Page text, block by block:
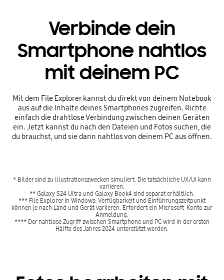
Verbinde dein
Smartphone nahtlos
mit deinem PC
Mit dem File Explorer kannst du direkt von deinem Notebook
aus auf die Inhalte deines Smartphones zugreifen. Richte
einfach die drahtlose Verbindung zwischen deinen Geräten
ein. Jetzt kannst du nach den Dateien und Fotos suchen, die
du brauchst, und sie dann nahtlos von deinem PC aus öffnen.
* Bilder sind zu Illustrationszwecken simuliert. Die tatsächliche UX/UI kann
variieren.
** Galaxy S24 Ultra und Galaxy Book4 sind separat erhältlich.
*** File Explorer in Windows: Verfügbarkeit und Einführungszeitpunkt
können je nach Land und Gerät variieren. Erfordert ein Microsoft-Konto zur
Anmeldung.
**** Der nahtlose Zugriff zwischen Smartphone und PC wird in der ersten
Hälfte des Jahres 2024 unterstützt werden.